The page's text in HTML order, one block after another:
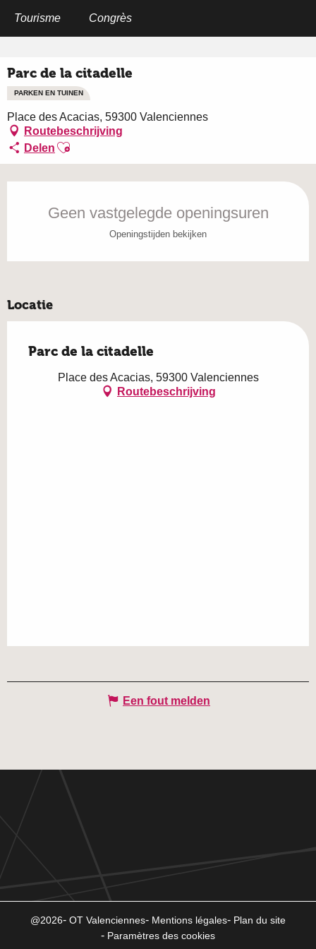
Tourisme Congrès
Parc de la citadelle
PARKEN EN TUINEN
Place des Acacias, 59300 Valenciennes
Routebeschrijving
Delen Ajouter aux favoris
Geen vastgelegde openingsuren
Openingstijden bekijken
Locatie
Parc de la citadelle
Place des Acacias, 59300 Valenciennes
Routebeschrijving
Een fout melden
@2026 OT Valenciennes Mentions légales
Plan du site
Paramètres des cookies